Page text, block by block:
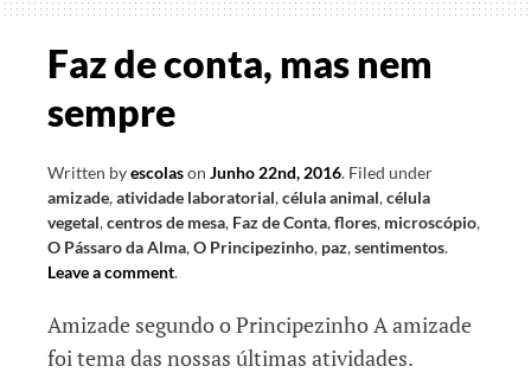
Faz de conta, mas nem
sempre
Written byescolason Junho 22nd, 2016. Filed under
amizade,atividade laboratorial,célula animal,célula
vegetal,centros de mesa, Faz de Conta,flores, microscópio,
O Pássaro da Alma,O Principezinho, paz,sentimentos.
Leave a comment.
Amizade segundo o Principezinho A amizade
foi tema das nossas últimas atividades.